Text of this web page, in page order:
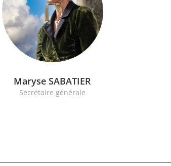
Maryse SABATIER
Secrétaire générale